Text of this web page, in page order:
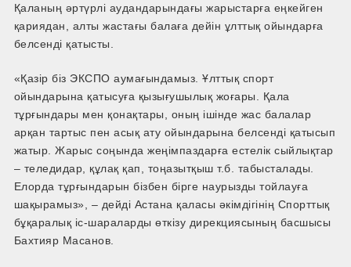
Қаланың әртүрлі аудандарындағы жарыстарға еңкейген
қариядан, алты жастағы балаға дейін ұлттық ойындарға
белсенді қатысты.
«Қазір біз ЭКСПО аумағындамыз. Ұлттық спорт
ойындарына қатысуға қызығушылық жоғары. Қала
тұрғындары мен қонақтары, оның ішінде жас балалар
арқан тартыс пен асық ату ойындарына белсенді қатысып
жатыр. Жарыс соңында жеңімпаздарға естелік сыйлықтар
– теледидар, құлақ қап, тоңазытқыш т.б. табысталады.
Елорда тұрғындарын бізбен бірге наурызды тойлауға
шақырамыз», – дейді Астана қаласы әкімдігінің Спорттық
бұқаралық іс-шараларды өткізу дирекциясының басшысы
Бахтияр Масанов.